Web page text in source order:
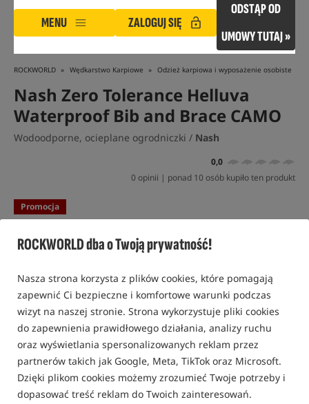
ROCKWORLD dba o Twoją prywatność!
Nasza strona korzysta z plików cookies, które pomagają
zapewnić Ci bezpieczne i komfortowe warunki podczas
wizyt na naszej stronie. Strona wykorzystuje pliki cookies
do zapewnienia prawidłowego działania, analizy ruchu
oraz wyświetlania spersonalizowanych reklam przez
partnerów takich jak Google, Meta, TikTok oraz Microsoft.
Dzięki plikom cookies możemy zrozumieć Twoje potrzeby i
dopasować treść reklam do Twoich zainteresowań.
MENU ZALOGUJ SIĘ
ODSTĄP OD
UMOWY TUTAJ »
ROCKWORLD Wędkarstwo Karpiowe Odzież karpiowa i wyposażenie osobiste
Nash Zero Tolerance Helluva
Waterproof Bib and Brace CAMO
Wodoodporne, ocieplane ogrodniczki / Nash
0,0
0 opinii | ponad 10 osób kupiło ten produkt
Promocja